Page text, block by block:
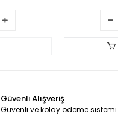
Güvenli Alışveriş
Güvenli ve kolay ödeme sistemi